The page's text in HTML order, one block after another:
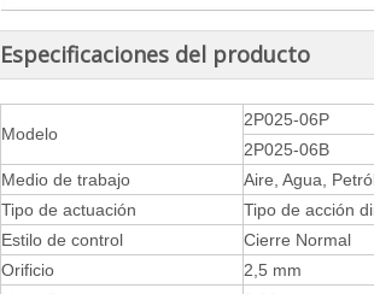
Especificaciones del producto
Modelo
2P025-06P
2P025-06B
Medio de trabajo
Aire, Agua,
Tipo de actuación
Tipo de acción
Estilo de control
Cierre Normal
Orificio
2,5 mm